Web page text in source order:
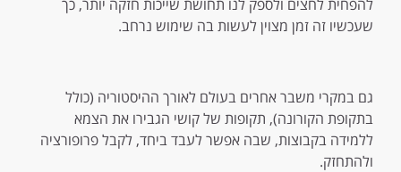
להפחית לחצים ולספק לנו תחושת שייכות חזקה יותר, כך
שעכשיו זה זמן מצוין לעשות בה שימוש נרחב.
גם במקרי משבר אחרים בעולם לאורך ההיסטוריה (כולל
בתקופת הקורונה), תקופות של קושי הגבירו את הצמא
ללמידה בקבוצות, שבה אפשר לעבד ביחד, לקבל פרופורציה
ולהתחזק.